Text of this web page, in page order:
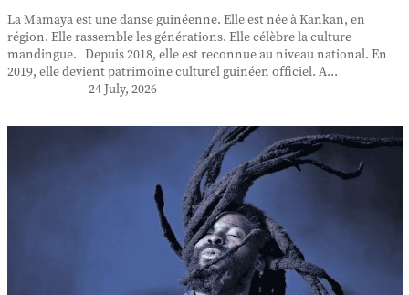
La Mamaya est une danse guinéenne. Elle est née à Kankan, en
région. Elle rassemble les générations. Elle célèbre la culture
mandingue. Depuis 2018, elle est reconnue au niveau national. En
2019, elle devient patrimoine culturel guinéen officiel. A...
24 July, 2026